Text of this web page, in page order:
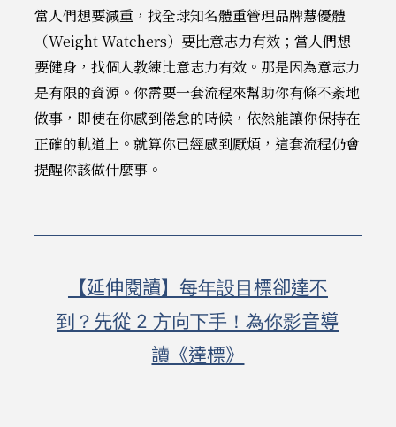
當人們想要減重，找全球知名體重管理品牌慧優體
（Weight Watchers）要比意志力有效；當人們想
要健身，找個人教練比意志力有效。那是因為意志力
是有限的資源。你需要一套流程來幫助你有條不紊地
做事，即使在你感到倦怠的時候，依然能讓你保持在
正確的軌道上。就算你已經感到厭煩，這套流程仍會
提醒你該做什麼事。
【延伸閱讀】每年設目標卻達不
到？先從 2 方向下手！為你影音導
讀《達標》